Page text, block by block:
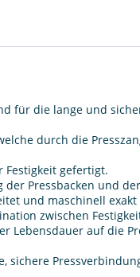
für die lange und
durch die
Festigkeit gefertigt.
Pressbacken und
und maschinell
zwischen
Lebensdauer auf die